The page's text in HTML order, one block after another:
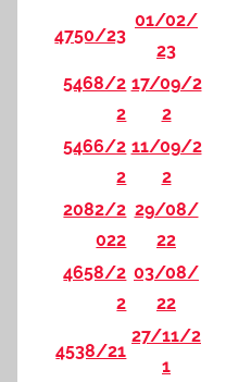
4750/23
01/02/
23
5468/2
2
17/09/2
2
5466/2
2
11/09/2
2
2082/2
022
29/08/
22
4658/2
2
03/08/
22
4538/21
27/11/2
1